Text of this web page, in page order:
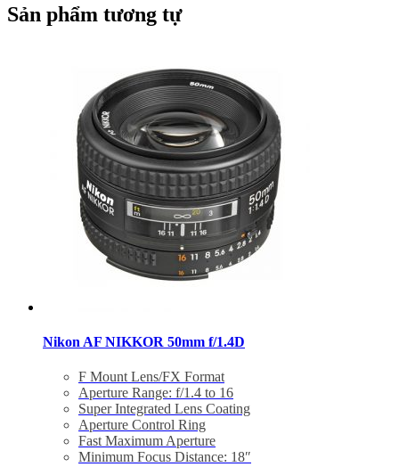
Sản phẩm tương tự
Nikon AF NIKKOR 50mm f/1.4D
F Mount Lens/FX Format
Aperture Range: f/1.4 to 16
Super Integrated Lens Coating
Aperture Control Ring
Fast Maximum Aperture
Minimum Focus Distance: 18″